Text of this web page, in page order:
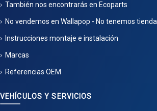
También nos encontrarás en Ecoparts
No vendemos en Wallapop - No tenemos tienda
Instrucciones montaje e instalación
Marcas
Referencias OEM
VEHÍCULOS Y SERVICIOS